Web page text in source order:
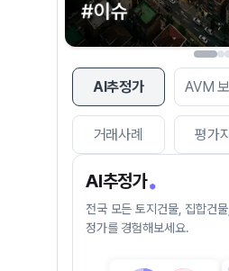
AI추정가 AVM
거래사례 평가
AI추정가
전국 모든 토지건물, 집합건
정가를 경험해보세요.